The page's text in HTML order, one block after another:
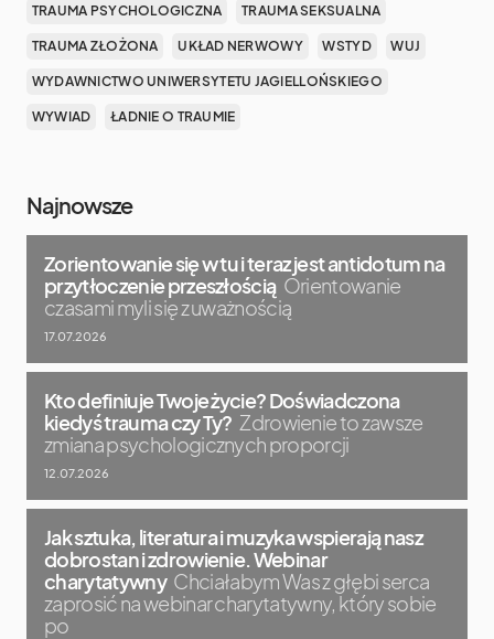
TRAUMA PSYCHOLOGICZNA TRAUMA SEKSUALNA
TRAUMA ZŁOŻONA UKŁAD NERWOWY WSTYD WUJ
WYDAWNICTWO UNIWERSYTETU JAGIELLOŃSKIEGO
WYWIAD ŁADNIE O TRAUMIE
Najnowsze
Zorientowanie się w tu i teraz jest antidotum na
przytłoczenie przeszłością Orientowanie
czasami myli się z uważnością
17.07.2026
Kto definiuje Twoje życie? Doświadczona
kiedyś trauma czy Ty? Zdrowienie to zawsze
zmiana psychologicznych proporcji
12.07.2026
Jak sztuka, literatura i muzyka wspierają nasz
dobrostan i zdrowienie. Webinar
charytatywny Chciałabym Was z głębi serca
zaprosić na webinar charytatywny, który sobie
po